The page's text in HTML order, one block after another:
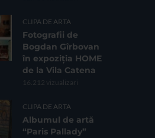
CLIPA DE ARTA
Fotografii de
Bogdan Gîrbovan
în expoziția HOME
de la Vila Catena
16.212 vizualizari
CLIPA DE ARTA
Albumul de artă
“Paris Pallady”